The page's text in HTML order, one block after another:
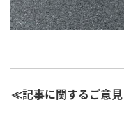
≪記事に関するご意